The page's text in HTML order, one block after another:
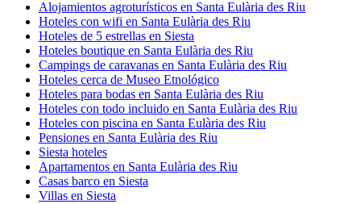
Alojamientos agroturísticos en Santa Eulària des Riu
Hoteles con wifi en Santa Eulària des Riu
Hoteles de 5 estrellas en Siesta
Hoteles boutique en Santa Eulària des Riu
Campings de caravanas en Santa Eulària des Riu
Hoteles cerca de Museo Etnológico
Hoteles para bodas en Santa Eulària des Riu
Hoteles con todo incluido en Santa Eulària des Riu
Hoteles con piscina en Santa Eulària des Riu
Pensiones en Santa Eulària des Riu
Siesta hoteles
Apartamentos en Santa Eulària des Riu
Casas barco en Siesta
Villas en Siesta